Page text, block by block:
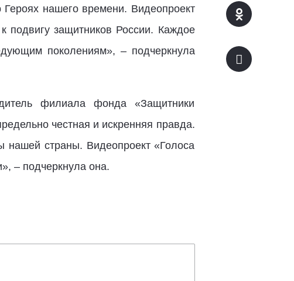
нашего времени. Видеопроект
подвигу защитников России. Каждое
поколениям», – подчеркнула
филиала фонда «Защитники
честная и искренняя правда.
нашей страны. Видеопроект «Голоса
– подчеркнула она.